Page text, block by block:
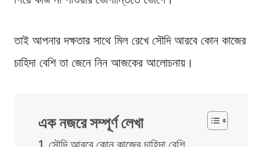
তাই আপনার দক্ষতার সাথে মিল রেখে সৌদি আরবে কোন কাজের
চাহিদা বেশি তা জেনে নিন আজকের আলোচনায়।
এক নজরে সম্পূর্ণ লেখা